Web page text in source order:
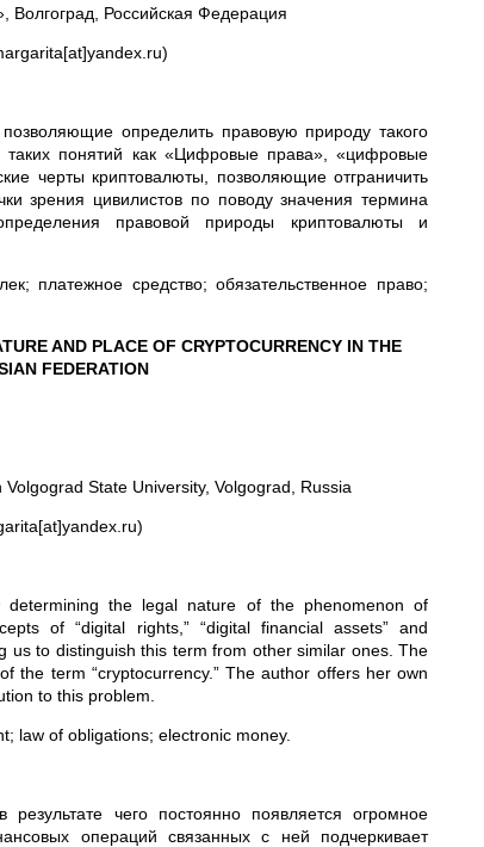
Волгоград, Российская Федерация
определить правовую природу такого
таких понятий как «Цифровые права», «цифровые
черты криптовалюты, позволяющие отграничить
зрения цивилистов по поводу значения термина
правовой природы криптовалюты и
платежное средство; обязательственное право;
AND PLACE OF CRYPTOCURRENCY IN THE
FEDERATION
State University, Volgograd, Russia
the legal nature of the phenomenon of
of “digital rights,” “digital financial assets” and
us to distinguish this term from other similar ones. The
the term “cryptocurrency.” The author offers her own
to this problem.
law of obligations; electronic money.
чего постоянно появляется огромное
операций связанных с ней подчеркивает